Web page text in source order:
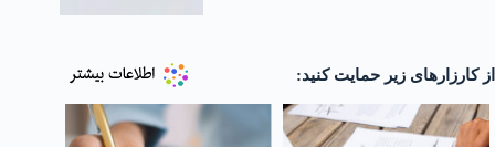
از کارزارهای زیر حمایت کنید: